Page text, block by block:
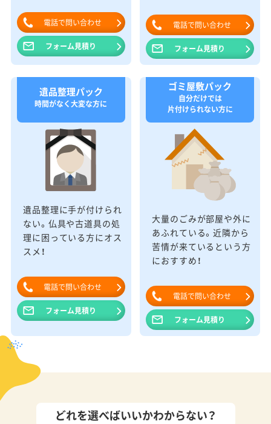
電話で問い合わせ
フォーム見積り
電話で問い合わせ
フォーム見積り
遺品整理パック
時間がなく大変な方に
遺品整理に手が付けられ
ない。仏具や古道具の処
理に困っている方にオス
スメ！
電話で問い合わせ
フォーム見積り
ゴミ屋敷パック
自分だけでは
片付けられない方に
大量のごみが部屋や外に
あふれている。近隣から
苦情が来ているという方
におすすめ！
電話で問い合わせ
フォーム見積り
どれを選べばいいかわからない？